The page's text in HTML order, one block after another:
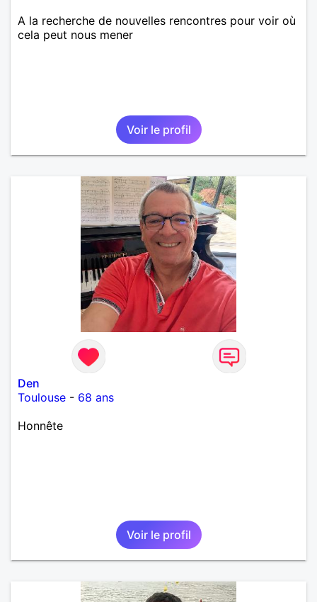
A la recherche de nouvelles rencontres pour voir où
cela peut nous mener
Voir le profil
Den
Toulouse - 68 ans
Honnête
Voir le profil